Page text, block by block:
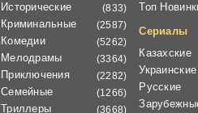
Исторические (833)
Криминальные (2587)
Комедии (5262)
Мелодрамы (3364)
Приключения (2282)
Семейные (1266)
Триллеры (3668)
Топ
Сериалы
Казахские
Украинские
Русские